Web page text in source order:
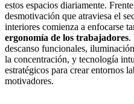
estos espacios diariamente.
desmotivación que atraviesa el
interiores comienza a enfocarse
ergonomía de los trabajadores.
descanso funcionales,
la concentración, y tecnología
estratégicos para crear entornos
motivadores.